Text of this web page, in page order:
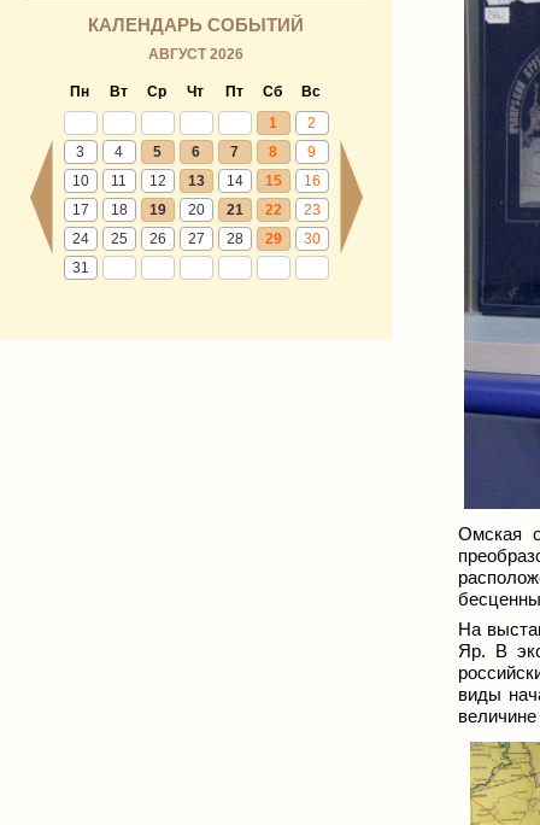
КАЛЕНДАРЬ СОБЫТИЙ
АВГУСТ 2026
Пн Вт Ср Чт Пт Сб
Вс
1
2
3
4 5 6 7 8
9
10
11 12 13 14 15
16
17
18 19 20 21 22
23
24
25 26 27 28 29
30
31
Омская
На
Яр. В
виды